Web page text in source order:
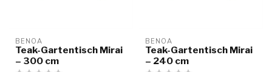
BENOA
Teak-Gartentisch Mirai
– 300 cm
BENOA
Teak-Gartentisch Mirai
– 240 cm